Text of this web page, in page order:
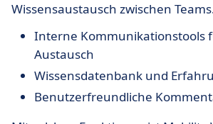
Wissensaustausch zwischen
Interne Kommunikationstools
Austausch
Wissensdatenbank und
Benutzerfreundliche